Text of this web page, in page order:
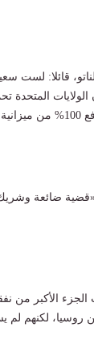
قائلا: لست
المتحدة
«قضية ضائعة
الأكبر من
روسيا، لكنهم